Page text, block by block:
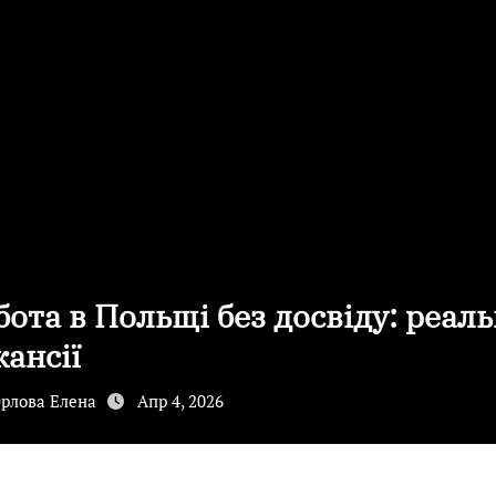
в Польщі без досвіду:
Елена Апр 4, 2026